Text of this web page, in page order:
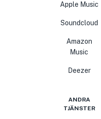
Apple Music
Soundcloud
Amazon
Music
Deezer
ANDRA
TJÄNSTER